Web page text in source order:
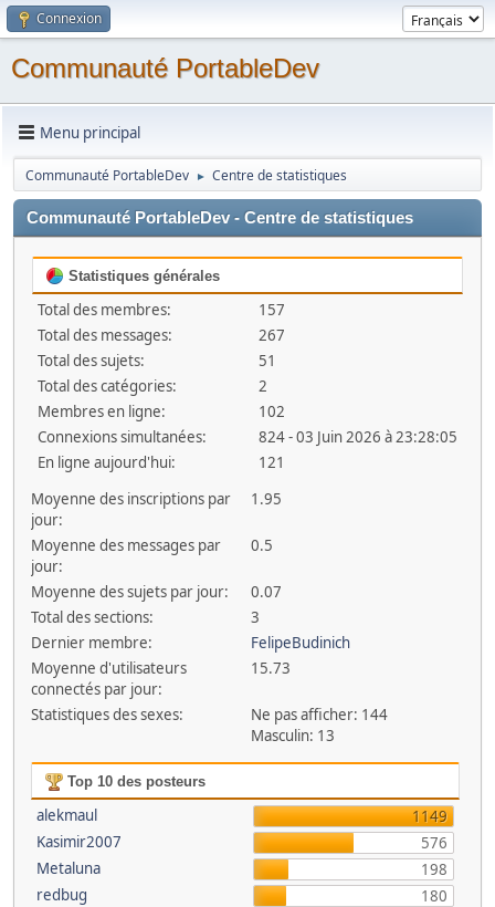
Connexion
Communauté PortableDev
Menu principal
Communauté PortableDev ► Centre de statistiques
Communauté PortableDev - Centre de statistiques
Statistiques générales
Total des membres:
157
Total des messages:
267
Total des sujets:
51
Total des catégories:
2
Membres en ligne:
102
Connexions simultanées:
824 - 03 Juin 2026 à 23:28:05
En ligne aujourd'hui:
121
Moyenne des inscriptions par
jour:
1.95
Moyenne des messages par
jour:
0.5
Moyenne des sujets par jour:
0.07
Total des sections:
3
Dernier membre:
FelipeBudinich
Moyenne d'utilisateurs
connectés par jour:
15.73
Statistiques des sexes:
Ne pas afficher: 144
Masculin: 13
Top 10 des posteurs
alekmaul
1149
Kasimir2007
576
Metaluna
198
redbug
180